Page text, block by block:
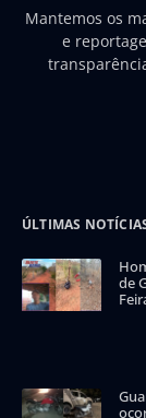
Mantemos os
e
ÚLTIMAS
de